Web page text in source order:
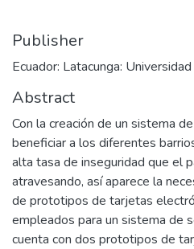
Publisher
Ecuador: Latacunga:
Abstract
Con la creación de un sistema
beneficiar a los diferentes
alta tasa de inseguridad que el
atravesando, así aparece la
de prototipos de tarjetas
empleados para un sistema de
cuenta con dos prototipos de